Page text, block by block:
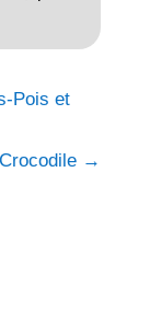
Pois et
→